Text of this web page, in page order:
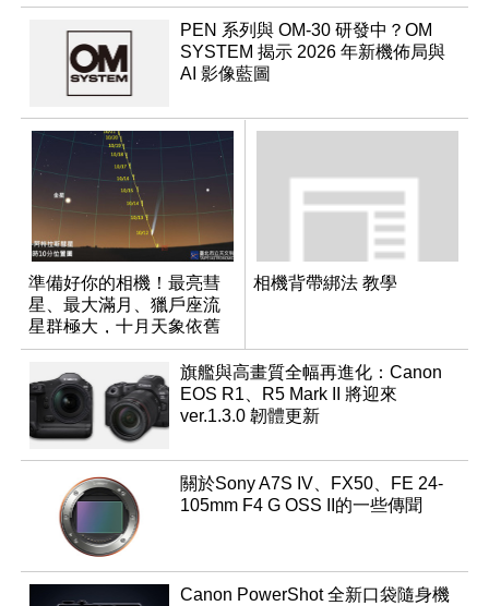
PEN 系列與 OM-30 研發中？OM
SYSTEM 揭示 2026 年新機佈局與
AI 影像藍圖
準備好你的相機！最亮彗
星、最大滿月、獵戶座流
星群極大，十月天象依舊
精彩！
相機背帶綁法 教學
旗艦與高畫質全幅再進化：Canon
EOS R1、R5 Mark II 將迎來
ver.1.3.0 韌體更新
關於Sony A7S IV、FX50、FE 24-
105mm F4 G OSS II的一些傳聞
Canon PowerShot 全新口袋隨身機